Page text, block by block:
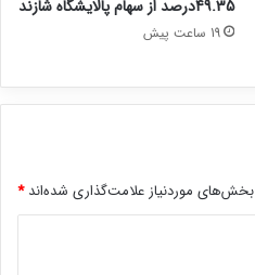
49.35درصد از سهام پالایشگاه شازند
19 ساعت پیش
بخش‌های موردنیاز علامت‌گذاری شده‌اند*